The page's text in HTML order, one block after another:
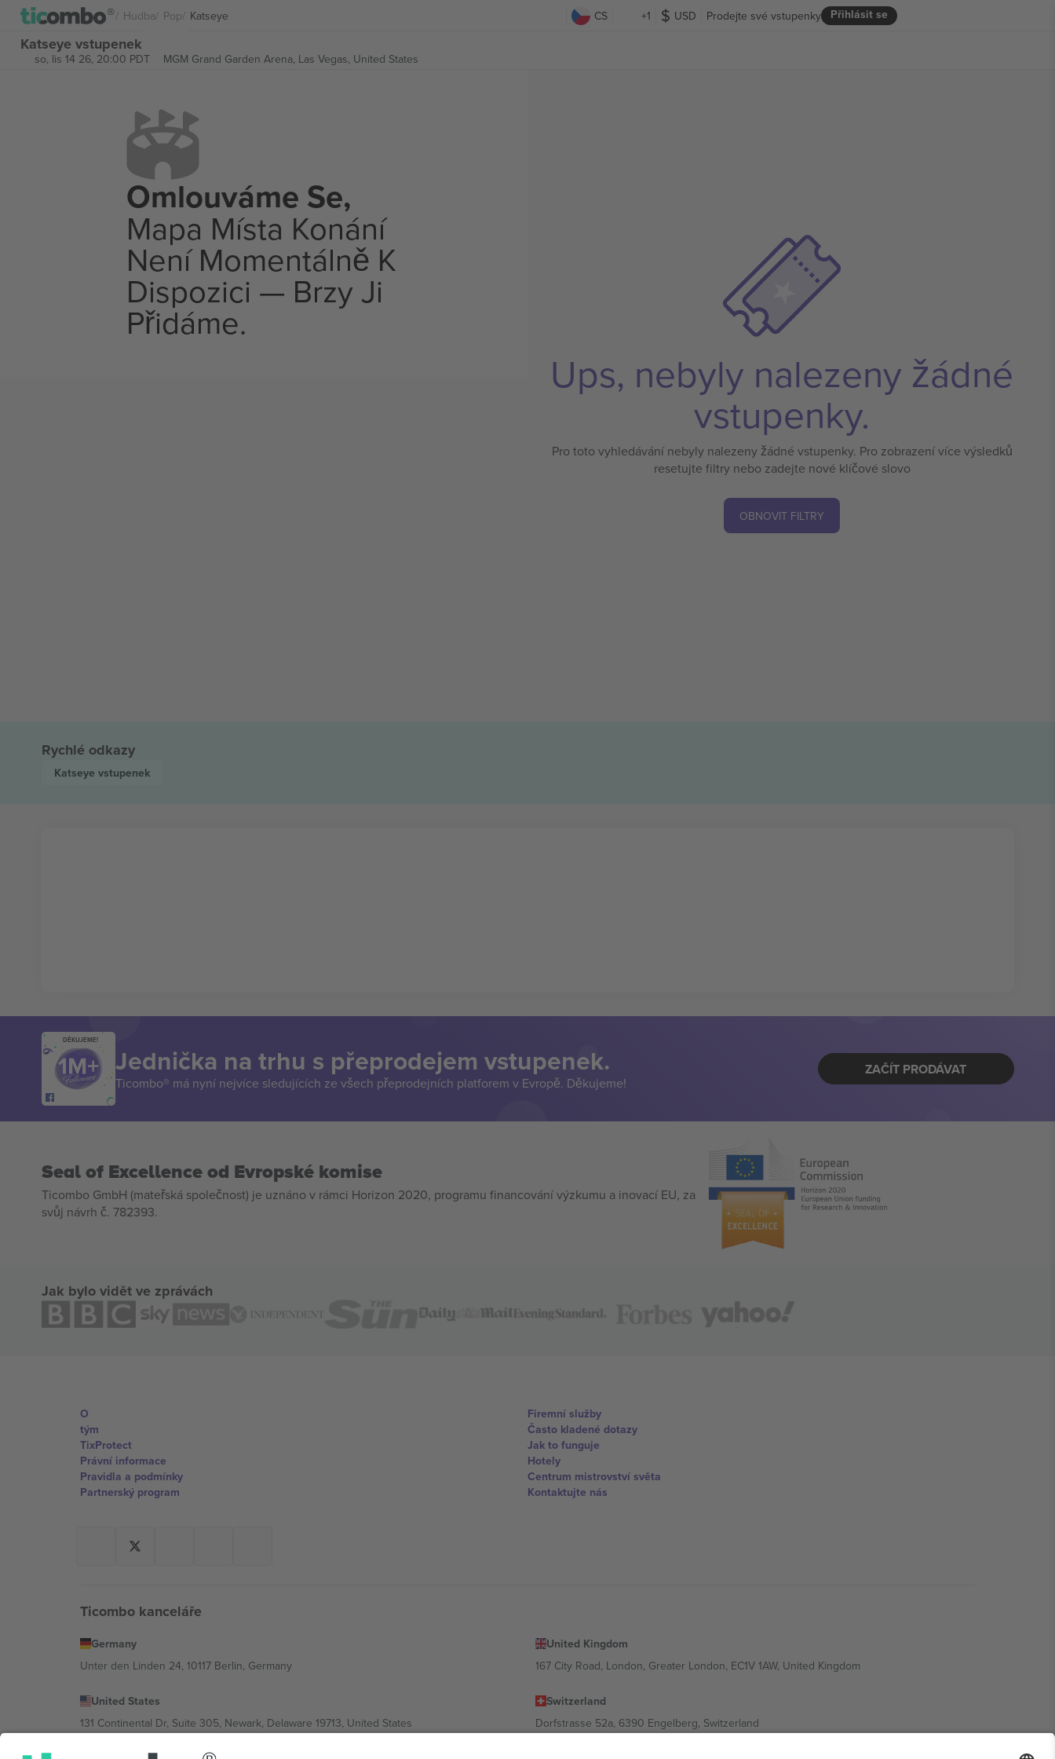
Hudba Pop Katseye CS +1 USD Přihlásit se
Prodejte své vstupenky
Katseye vstupenek
so, lis 14 26, 20:00 PDT MGM Grand Garden Arena, Las Vegas, United States
Omlouváme Se,
Mapa Místa Konání
Není Momentálně K
Dispozici — Brzy Ji
Přidáme.
Ups, nebyly nalezeny žádné
vstupenky.
Pro toto vyhledávání nebyly nalezeny žádné vstupenky. Pro zobrazení více výsledků
resetujte filtry nebo zadejte nové klíčové slovo
OBNOVIT FILTRY
Rychlé odkazy
Katseye vstupenek
DĚKUJEME!
Jednička na trhu s přeprodejem vstupenek.
Ticombo® má nyní nejvíce sledujících ze všech přeprodejních platforem v Evropě. Děkujeme!
ZAČÍT PRODÁVAT
Seal of Excellence od Evropské komise
Ticombo GmbH (mateřská společnost) je uznáno v rámci Horizon 2020, programu financování výzkumu a inovací EU, za
svůj návrh č. 782393.
Jak bylo vidět ve zprávách
O
tým
TixProtect
Právní informace
Pravidla a podmínky
Partnerský program
Firemní služby
Často kladené dotazy
Jak to funguje
Hotely
Centrum mistrovství světa
Kontaktujte nás
Ticombo kanceláře
Germany
Unter den Linden 24, 10117 Berlin, Germany
United Kingdom
167 City Road, London, Greater London, EC1V 1AW, United Kingdom
United States
131 Continental Dr, Suite 305, Newark, Delaware 19713, United States
Switzerland
Dorfstrasse 52a, 6390 Engelberg, Switzerland